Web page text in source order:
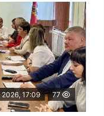
17:09 77